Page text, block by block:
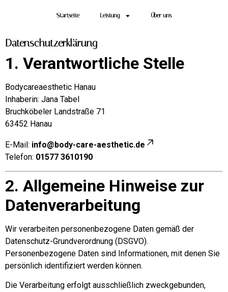
Startseite Leistung Über uns
Datenschutzerklärung
1. Verantwortliche Stelle
Bodycareaesthetic Hanau
Inhaberin: Jana Tabel
Bruchköbeler Landstraße 71
63452 Hanau
E-Mail: info@body-care-aesthetic.de
Telefon: 01577 3610190
2. Allgemeine Hinweise zur
Datenverarbeitung
Wir verarbeiten personenbezogene Daten gemäß der
Datenschutz-Grundverordnung (DSGVO).
Personenbezogene Daten sind Informationen, mit denen Sie
persönlich identifiziert werden können.
Die Verarbeitung erfolgt ausschließlich zweckgebunden,